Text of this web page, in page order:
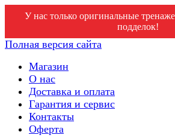
У нас только оригинальные
подделок!
Полная версия сайта
Магазин
О нас
Доставка и оплата
Гарантия и сервис
Контакты
Оферта